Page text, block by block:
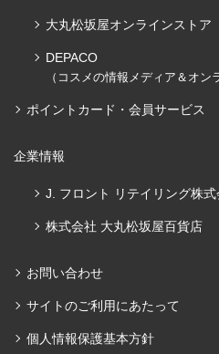
大丸松坂屋オンラインストア
DEPACO
（コスメの情報メディア＆オン
ポイントカード・会員サービス
企業情報
J. フロント リテイリング株式
株式会社 大丸松坂屋百貨店
お問い合わせ
サイトのご利用にあたって
個人情報保護基本方針